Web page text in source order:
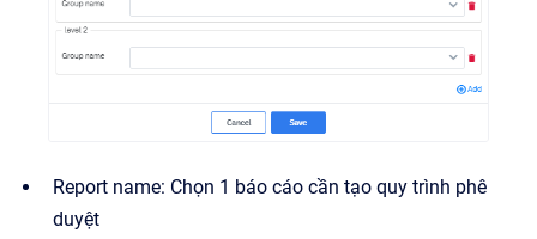
Report name: Chọn 1 báo cáo cần tạo quy trình phê
duyệt